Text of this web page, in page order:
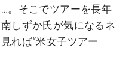
。そこでツアーを長年
しずか氏が気になるネ
れば“米女子ツアー